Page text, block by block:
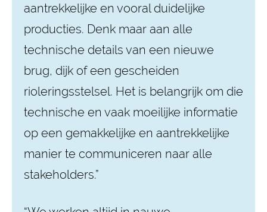
aantrekkelijke en vooral duidelijke
producties. Denk maar aan alle
technische details van een nieuwe
brug, dijk of een gescheiden
rioleringsstelsel. Het is belangrijk om die
technische en vaak moeilijke informatie
op een gemakkelijke en aantrekkelijke
manier te communiceren naar alle
stakeholders.”